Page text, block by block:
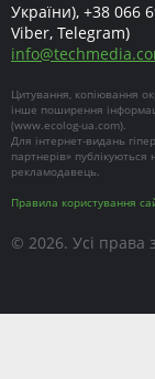
України), +38 066
Viber, Telegram)
info@
Цитування, копіювання
інше поширення
(www.ecolog-ua.com).
Для інтернет-видань
партнерів» публікуються
рекламодавець.
Правила користування
© 2026. Усі права